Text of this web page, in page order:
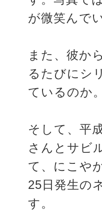
が微笑んで
また、彼か
るたびにシ
ているのか
そして、平
さんとサビ
て、にこや
25日発生の
す。